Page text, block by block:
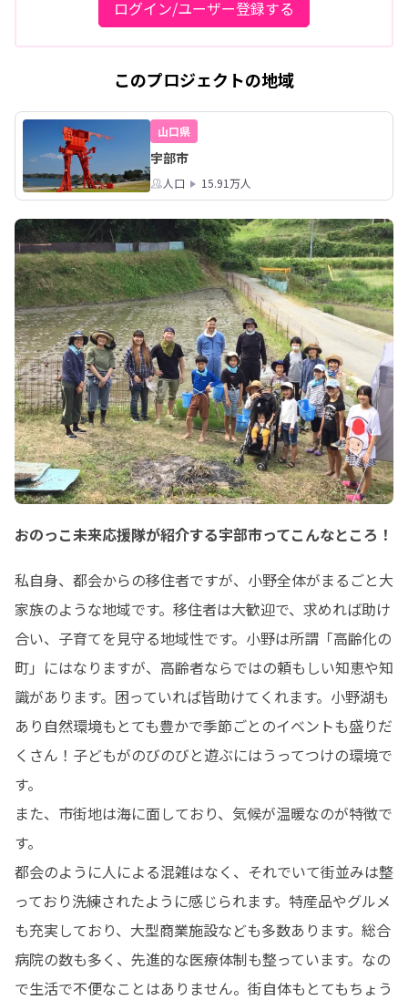
ログイン/ユーザー登録する
このプロジェクトの地域
山口県
宇部市
人口 15.91万人
おのっこ未来応援隊が紹介する宇部市ってこんなところ！
私自身、都会からの移住者ですが、小野全体がまるごと大
家族のような地域です。移住者は大歓迎で、求めれば助け
合い、子育てを見守る地域性です。小野は所謂「高齢化の
町」にはなりますが、高齢者ならではの頼もしい知恵や知
識があります。困っていれば皆助けてくれます。小野湖も
あり自然環境もとても豊かで季節ごとのイベントも盛りだ
くさん！子どもがのびのびと遊ぶにはうってつけの環境で
す。
また、市街地は海に面しており、気候が温暖なのが特徴で
す。
都会のように人による混雑はなく、それでいて街並みは整
っており洗練されたように感じられます。特産品やグルメ
も充実しており、大型商業施設なども多数あります。総合
病院の数も多く、先進的な医療体制も整っています。なの
で生活で不便なことはありません。街自体もとてもちょう